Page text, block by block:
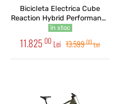
Bicicleta Electrica Cube
Reaction Hybrid Performance
600 Electricblue Dazzle 2026
în stoc
11.825 00 Lei 13.59900Lei